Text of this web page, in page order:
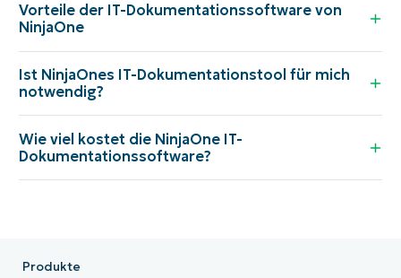
Vorteile der IT-Dokumentationssoftware von
NinjaOne
Ist NinjaOnes IT-Dokumentationstool für mich
notwendig?
Wie viel kostet die NinjaOne IT-
Dokumentationssoftware?
Produkte